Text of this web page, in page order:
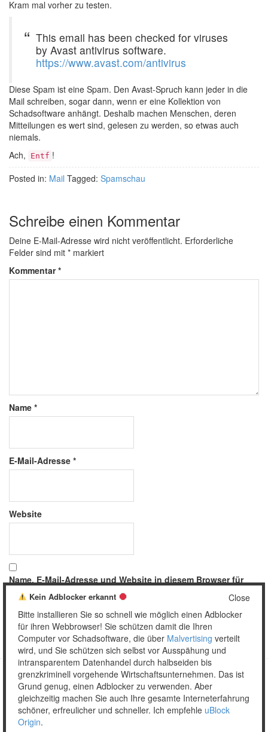
Kram mal vorher zu testen.
This email has been checked for viruses
by Avast antivirus software.
https://www.avast.com/antivirus
Diese Spam ist eine Spam. Den Avast-Spruch kann jeder in die
Mail schreiben, sogar dann, wenn er eine Kollektion von
Schadsoftware anhängt. Deshalb machen Menschen, deren
Mitteilungen es wert sind, gelesen zu werden, so etwas auch
niemals.
Ach,
Entf !
Posted in: Mail Tagged: Spamschau
Schreibe einen Kommentar
Deine E-Mail-Adresse wird nicht veröffentlicht. Erforderliche
Felder sind mit * markiert
Kommentar*
Name *
E-Mail-Adresse *
Website
Name, E-Mail-Adresse und Website in diesem Browser für
meinen nächsten Kommentar speichern.
Copyright © 2026 Unser täglich Spam.
MobileWordPress Theme by themehall.com
Close
Kein Adblocker erkannt
Bitte installieren Sie so schnell wie möglich einen Adblocker
für ihren Webbrowser! Sie schützen damit die Ihren
Computer vor Schadsoftware, die über Malvertising verteilt
wird, und Sie schützen sich selbst vor Ausspähung und
intransparentem Datenhandel durch halbseiden bis
grenzkriminell vorgehende Wirtschaftsunternehmen. Das ist
Grund genug, einen Adblocker zu verwenden. Aber
gleichzeitig machen Sie auch Ihre gesamte Interneterfahrung
schöner, erfreulicher und schneller. Ich empfehle uBlock
Origin.